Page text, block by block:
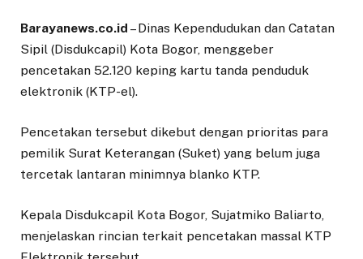
Barayanews.co.id – Dinas Kependudukan dan Catatan
Sipil (Disdukcapil) Kota Bogor, menggeber
pencetakan 52.120 keping kartu tanda penduduk
elektronik (KTP-el).
Pencetakan tersebut dikebut dengan prioritas para
pemilik Surat Keterangan (Suket) yang belum juga
tercetak lantaran minimnya blanko KTP.
Kepala Disdukcapil Kota Bogor, Sujatmiko Baliarto,
menjelaskan rincian terkait pencetakan massal KTP